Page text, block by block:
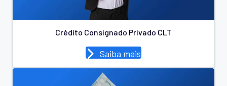
Crédito Consignado Privado CLT
Saiba mais